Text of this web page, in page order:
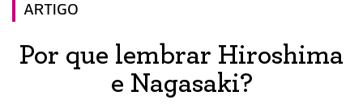
ARTIGO
Por que lembrar Hiroshima
e Nagasaki?